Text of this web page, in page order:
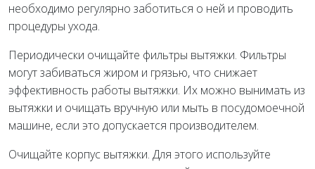
необходимо регулярно заботиться о ней и проводить
процедуры ухода.
Периодически очищайте фильтры вытяжки. Фильтры
могут забиваться жиром и грязью, что снижает
эффективность работы вытяжки. Их можно вынимать из
вытяжки и очищать вручную или мыть в посудомоечной
машине, если это допускается производителем.
Очищайте корпус вытяжки. Для этого используйте